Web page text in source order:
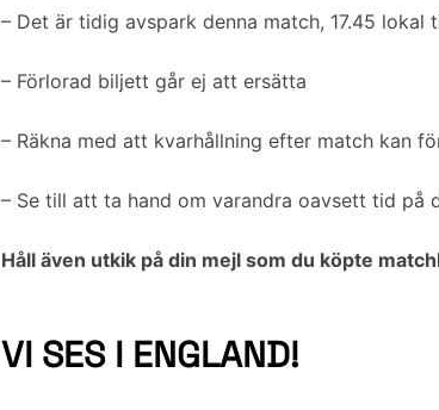
– Det är tidig avspark denna match, 17.45 lokal
– Förlorad biljett går ej att ersätta
– Räkna med att kvarhållning efter match kan
– Se till att ta hand om varandra oavsett tid på
Håll även utkik på din mejl som du köpte
VI SES I ENGLAND!